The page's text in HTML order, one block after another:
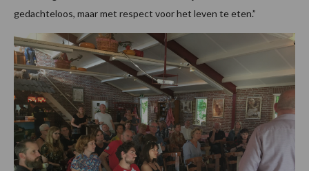
gedachteloos, maar met respect voor het leven te eten.”